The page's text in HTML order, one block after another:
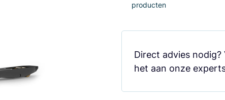
producten
Direct advies nodig?
het aan onze